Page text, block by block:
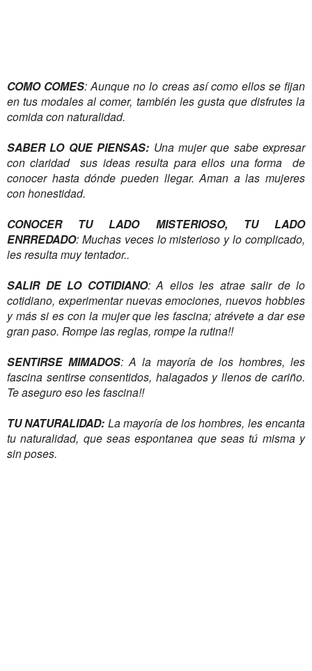
COMO COMES: Aunque no lo creas así como ellos se fijan
en tus modales al comer, también les gusta que disfrutes la
comida con naturalidad.
SABER LO QUE PIENSAS: Una mujer que sabe expresar
con claridad sus ideas resulta para ellos una forma de
conocer hasta dónde pueden llegar. Aman a las mujeres
con honestidad.
CONOCER TU LADO MISTERIOSO, TU LADO
ENRREDADO: Muchas veces lo misterioso y lo complicado,
les resulta muy tentador..
SALIR DE LO COTIDIANO: A ellos les atrae salir de lo
cotidiano, experimentar nuevas emociones, nuevos hobbies
y más si es con la mujer que les fascina; atrévete a dar ese
gran paso. Rompe las reglas, rompe la rutina!!
SENTIRSE MIMADOS: A la mayoría de los hombres, les
fascina sentirse consentidos, halagados y llenos de cariño.
Te aseguro eso les fascina!!
TU NATURALIDAD: La mayoría de los hombres, les encanta
tu naturalidad, que seas espontanea que seas tú misma y
sin poses.